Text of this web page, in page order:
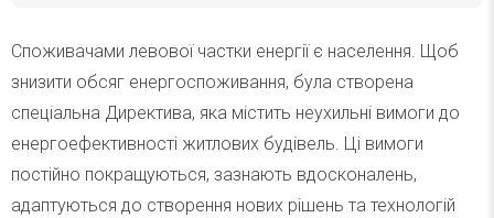
Споживачами левової частки енергії є населення. Щоб
знизити обсяг енергоспоживання, була створена
спеціальна Директива, яка містить неухильні вимоги до
енергоефективності житлових будівель. Ці вимоги
постійно покращуються, зазнають вдосконалень,
адаптуються до створення нових рішень та технологій